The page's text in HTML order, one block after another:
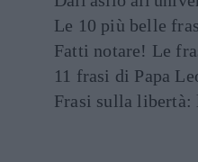
Le 10 più belle
Fatti notare! Le
11 frasi di Papa
Frasi sulla libertà: